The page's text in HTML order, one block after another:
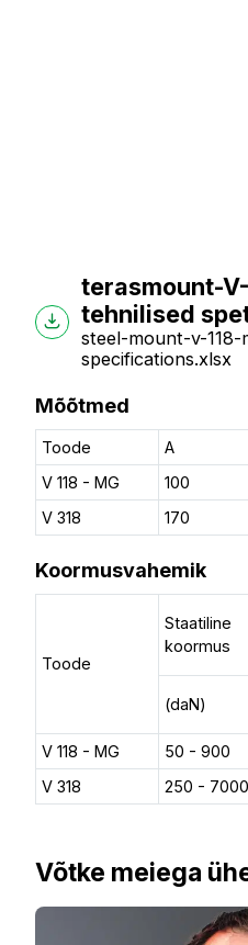
terasmount-
tehnilised
steel-mount-v-
specifications.xlsx
Mõõtmed
Toode A
V 118 - MG
100
V 318
170
Koormusvahemik
Toode
Staatiline
koormus
(daN)
V 118 - MG 50 - 900
V 318
250 - 7000
Võtke meiega